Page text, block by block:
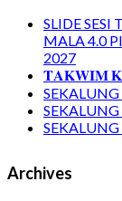
SLIDE
MALA 4.0
2027
𝐓𝐀𝐊𝐖𝐈𝐌
Archives